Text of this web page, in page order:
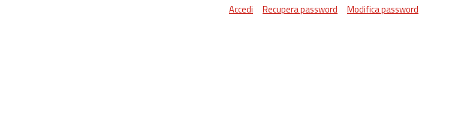
Accedi Recupera password Modifica password